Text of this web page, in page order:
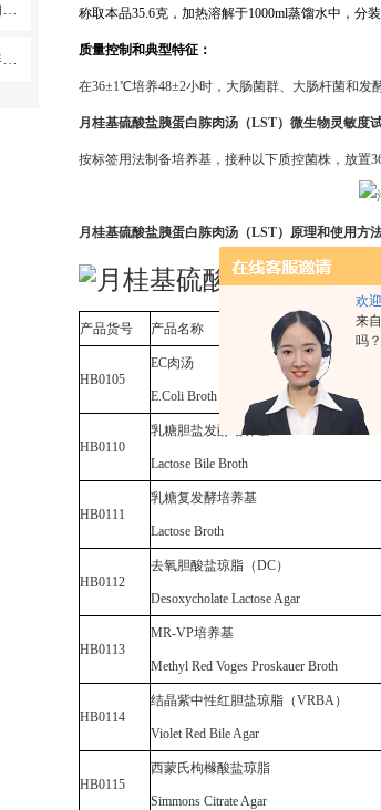
欢
来
吗？
称取本品35.6克，加热溶解于1000ml蒸馏水中，分
质量控制和典型特征：
在36±1℃培养48±2小时，大肠菌群、大肠杆菌和发
月桂基硫酸盐胰蛋白胨肉汤（LST）微生物灵敏度
按标签用法制备培养基，接种以下质控菌株，放置
月桂基硫酸盐胰蛋白胨肉汤（LST）原理和使用方
月桂基硫酸盐胰蛋白胨
产品货号 产品名称
HB0105
EC肉汤
E.Coli Broth
HB0110
乳糖胆盐发酵培养基
Lactose Bile Broth
HB0111
乳糖复发酵培养基
Lactose Broth
HB0112
去氧胆酸盐琼脂（DC）
Desoxycholate Lactose Agar
HB0113
MR-VP培养基
Methyl Red Voges Proskauer Broth
HB0114
结晶紫中性红胆盐琼脂（VRBA）
Violet Red Bile Agar
HB0115
西蒙氏枸橼酸盐琼脂
Simmons Citrate Agar